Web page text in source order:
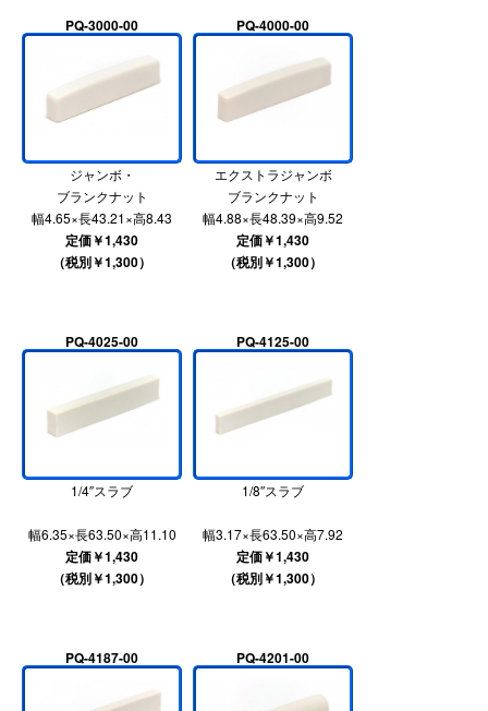
PQ-3000-00
ジャンボ・
ブランクナット
幅4.65×長43.21×高8.43
定価￥1,430
（税別￥1,300）
PQ-4000-00
エクストラジャンボ
ブランクナット
幅4.88×長48.39×高9.52
定価￥1,430
（税別￥1,300）
PQ-4025-00
1/4″スラブ
幅6.35×長63.50×高11.10
定価￥1,430
（税別￥1,300）
PQ-4125-00
1/8″スラブ
幅3.17×長63.50×高7.92
定価￥1,430
（税別￥1,300）
PQ-4187-00 PQ-4201-00